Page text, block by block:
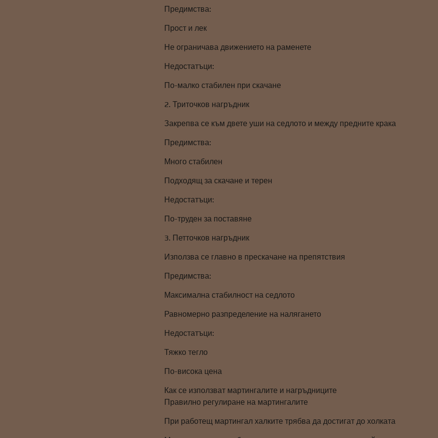
Предимства:
Прост и лек
Не ограничава движението на раменете
Недостатъци:
По-малко стабилен при скачане
2. Триточков нагръдник
Закрепва се към двете уши на седлото и между предните крака
Предимства:
Много стабилен
Подходящ за скачане и терен
Недостатъци:
По-труден за поставяне
3. Петточков нагръдник
Използва се главно в прескачане на препятствия
Предимства:
Максимална стабилност на седлото
Равномерно разпределение на налягането
Недостатъци:
Тяжко тегло
По-висока цена
Как се използват мартингалите и нагръдниците
Правилно регулиране на мартингалите
При работещ мартингал халките трябва да достигат до холката